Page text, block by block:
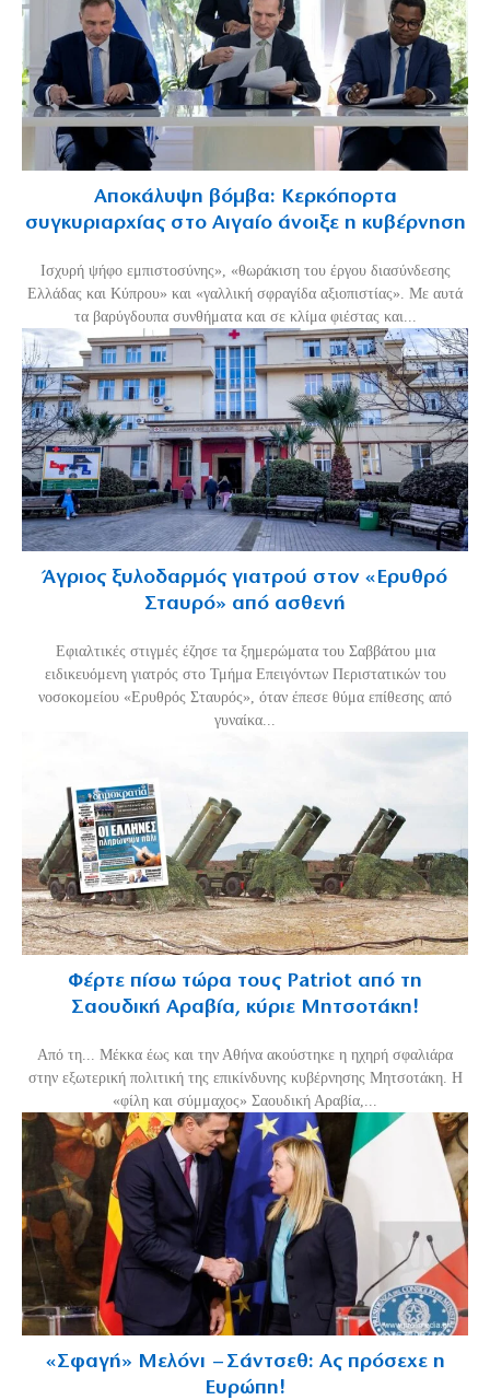
Αποκάλυψη βόμβα: Κερκόπορτα
συγκυριαρχίας στο Αιγαίο άνοιξε η κυβέρνηση
Ισχυρή ψήφο εμπιστοσύνης», «θωράκιση του έργου διασύνδεσης
Ελλάδας και Κύπρου» και «γαλλική σφραγίδα αξιοπιστίας». Με αυτά
τα βαρύγδουπα συνθήματα και σε κλίμα φιέστας και...
Άγριος ξυλοδαρμός γιατρού στον «Ερυθρό
Σταυρό» από ασθενή
Εφιαλτικές στιγμές έζησε τα ξημερώματα του Σαββάτου μια
ειδικευόμενη γιατρός στο Τμήμα Επειγόντων Περιστατικών του
νοσοκομείου «Ερυθρός Σταυρός», όταν έπεσε θύμα επίθεσης από
γυναίκα...
Φέρτε πίσω τώρα τους Patriot από τη
Σαουδική Αραβία, κύριε Μητσοτάκη!
Από τη... Μέκκα έως και την Αθήνα ακούστηκε η ηχηρή σφαλιάρα
στην εξωτερική πολιτική της επικίνδυνης κυβέρνησης Μητσοτάκη. Η
«φίλη και σύμμαχος» Σαουδική Αραβία,...
«Σφαγή» Μελόνι – Σάντσεθ: Ας πρόσεχε η
Ευρώπη!